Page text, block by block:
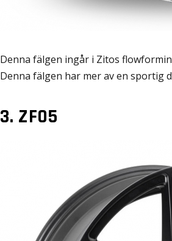
Denna fälgen ingår i Zitos
Denna fälgen har mer av en sportig
3. ZF05